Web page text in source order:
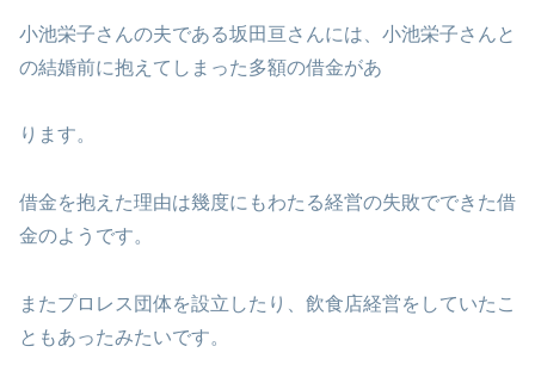
小池栄子さんの夫である坂田亘さんには、小池栄子さんと
の結婚前に抱えてしまった多額の借金があ
ります。
借金を抱えた理由は幾度にもわたる経営の失敗でできた借
金のようです。
またプロレス団体を設立したり、飲食店経営をしていたこ
ともあったみたいです。